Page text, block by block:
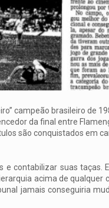
campeão brasileiro de
da final entre
são conquistados em
e contabilizar suas taças.
acima de qualquer
jamais conseguiria